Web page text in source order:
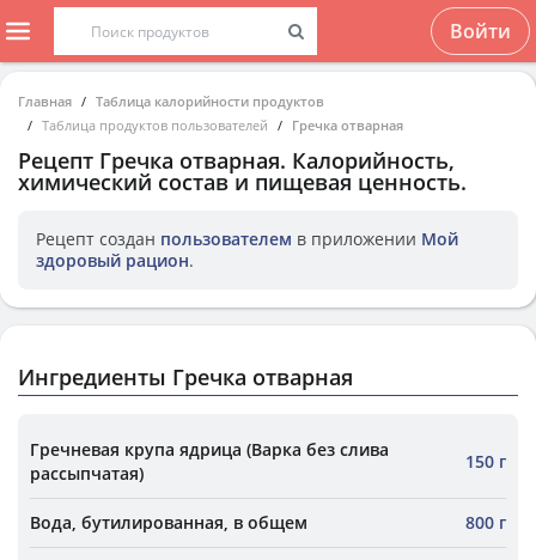
Войти
Главная
Таблица калорийности продуктов
Таблица продуктов пользователей
Гречка отварная
Рецепт Гречка отварная. Калорийность,
химический состав и пищевая ценность.
Рецепт создан пользователем в приложении Мой
здоровый рацион.
Ингредиенты Гречка отварная
Гречневая крупа ядрица (Варка без слива
рассыпчатая)
150 г
Вода, бутилированная, в общем 800 г